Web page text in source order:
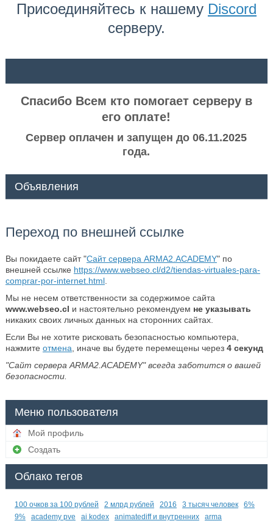
Присоединяйтесь к нашему Discord
серверу.
Спасибо Всем кто помогает серверу в
его оплате!
Сервер оплачен и запущен до 06.11.2025
года.
Объявления
Переход по внешней ссылке
Вы покидаете сайт "Сайт сервера ARMA2.ACADEMY" по
внешней ссылке https://www.webseo.cl/d2/tiendas-virtuales-para-
comprar-por-internet.html.
Мы не несем ответственности за содержимое сайта
www.webseo.cl и настоятельно рекомендуем не указывать
никаких своих личных данных на сторонних сайтах.
Если Вы не хотите рисковать безопасностью компьютера,
нажмите отмена , иначе вы будете перемещены через 4секунд
"Сайт сервера ARMA2.ACADEMY" всегда заботится о вашей
безопасности.
Меню пользователя
Мой профиль
Создать
Облако тегов
100 очков за 100 рублей 2 млрд рублей 2016 3 тысяч человек
6%
9%
academy pve ai kodex animatediff и внутренних arma